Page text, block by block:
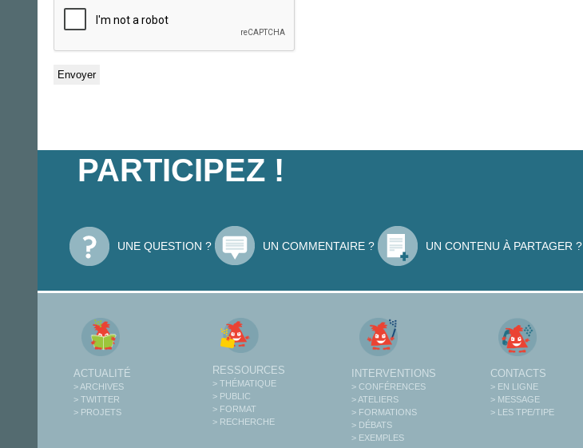
PARTICIPEZ !
UNE QUESTION ? UN COMMENTAIRE ? UN CONTENU À PARTAGER ?
ACTUALITÉ
> ARCHIVES
> TWITTER
> PROJETS
RESSOURCES
> THÉMATIQUE
> PUBLIC
> FORMAT
> RECHERCHE
INTERVENTIONS
> CONFÉRENCES
> ATELIERS
> FORMATIONS
> DÉBATS
> EXEMPLES
CONTACTS
> EN LIGNE
> MESSAGE
> LES TPE/TIPE